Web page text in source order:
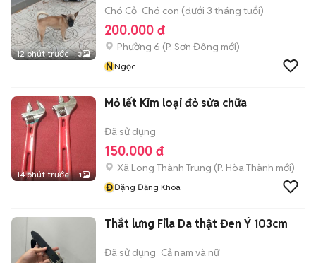
12 phút trước 3
Chó Cỏ Chó con (dưới 3 tháng tuổi)
200.000 đ
Phường 6 (P. Sơn Đông mới)
NNgọc
14 phút trước 1
Mỏ lết Kim loại đỏ sửa chữa
Đã sử dụng
150.000 đ
Xã Long Thành Trung (P. Hòa Thành mới)
ĐĐặng Đăng Khoa
Thắt lưng Fila Da thật Đen Ý 103cm
Đã sử dụng Cả nam và nữ